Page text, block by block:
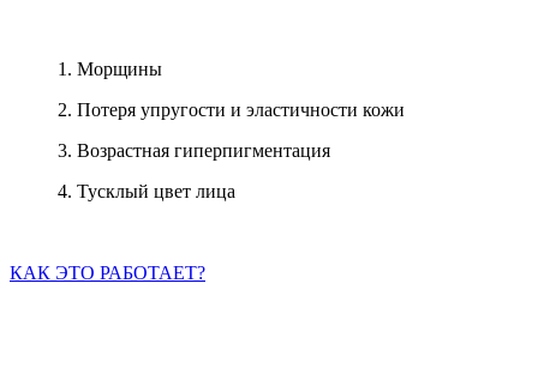
1. Морщины
2. Потеря упругости и эластичности кожи
3. Возрастная гиперпигментация
4. Тусклый цвет лица
КАК ЭТО РАБОТАЕТ?